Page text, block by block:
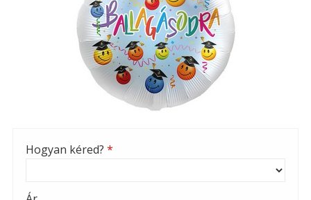
Hogyan kéred? *